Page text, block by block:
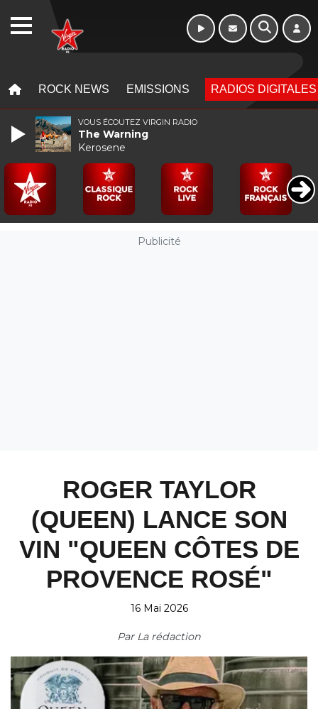
ROCK NEWS EMISSIONS RADIOS DIGITALES
Publicité
ROGER TAYLOR
(QUEEN) LANCE SON
VIN "QUEEN CÔTES DE
PROVENCE ROSÉ"
16 Mai 2026
Par La rédaction
VOUS ÉCOUTEZ VIRGIN RADIO
The Warning
Kerosene
WEBRADIO Week-end de 16h
à 20h